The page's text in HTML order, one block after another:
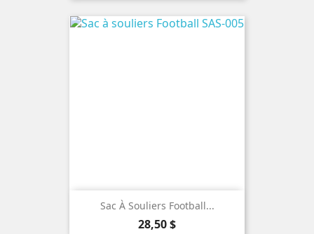
Sac À Souliers Football...
Prix
28,50 $